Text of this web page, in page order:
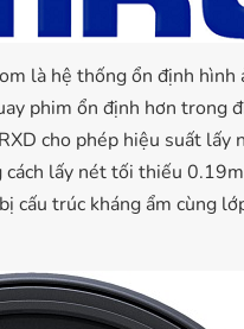
là hệ thống ổn định
phim ổn định hơn
cho phép hiệu suất
lấy nét tối thiếu
cấu trúc kháng ẩm cùng